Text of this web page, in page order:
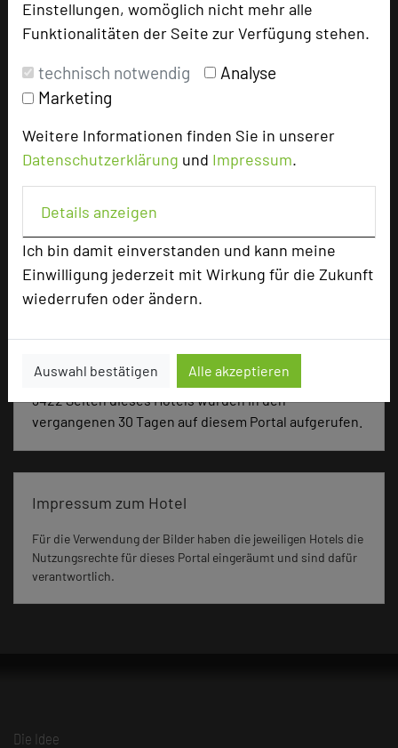
Einstellungen, womöglich nicht mehr alle
Funktionalitäten der Seite zur Verfügung stehen.
technisch notwendig
Analyse
Marketing
Weitere Informationen finden Sie in unserer
Datenschutzerklärung und Impressum.
Details anzeigen
Ich bin damit einverstanden und kann meine
Einwilligung jederzeit mit Wirkung für die Zukunft
wiederrufen oder ändern.
Auswahl bestätigen Alle akzeptieren
U-Form
Parlamentarisch
50
Tagungsräume
Ausstellungsfläche
Zimmer
Doppelzimmer
Einzelzimmer
4
Besonders geeignet für
3422 Seiten dieses Hotels wurden in den
vergangenen 30 Tagen auf diesem Portal aufgerufen.
Impressum zum Hotel
Für die Verwendung der Bilder haben die jeweiligen Hotels die
Nutzungsrechte für dieses Portal eingeräumt und sind dafür
verantwortlich.
Die Idee